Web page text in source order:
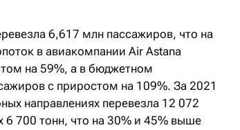
6,617 млн пассажиров, что на
в авиакомпании Air Astana
на 59%, а в бюджетном
с приростом на 109%. За 2021
направлениях перевезла 12 072
6 700 тонн, что на 30% и 45% выше